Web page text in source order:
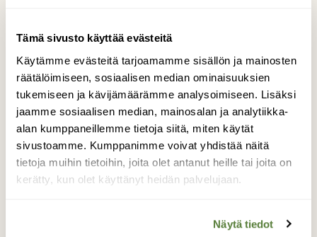
Tämä sivusto käyttää evästeitä
Käytämme evästeitä tarjoamamme sisällön ja mainosten
räätälöimiseen, sosiaalisen median ominaisuuksien
tukemiseen ja kävijämäärämme analysoimiseen. Lisäksi
jaamme sosiaalisen median, mainosalan ja analytiikka-
alan kumppaneillemme tietoja siitä, miten käytät
sivustoamme. Kumppanimme voivat yhdistää näitä
tietoja muihin tietoihin, joita olet antanut heille tai joita on
kerätty, kun olet käyttänyt heidän palvelujaan.
Näytä tiedot
Lepohetki
Varpuset ruokailivat runsaslukuisina
ruokintapaikalla ja viihtyivät välillä
orapihlaja-aidan suojassa.